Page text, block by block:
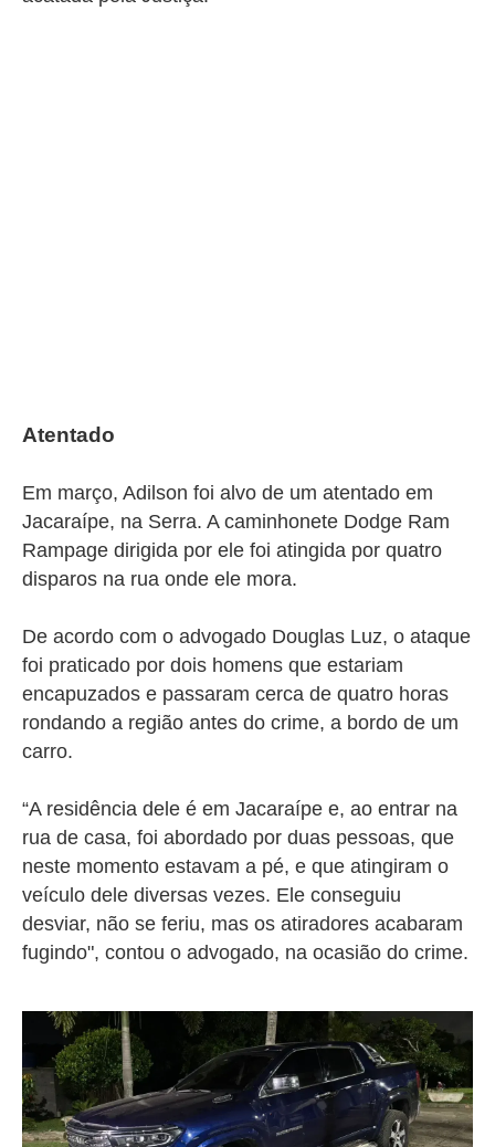
Atentado
Em março, Adilson foi alvo de um atentado em
Jacaraípe, na Serra. A caminhonete Dodge Ram
Rampage dirigida por ele foi atingida por quatro
disparos na rua onde ele mora.
De acordo com o advogado Douglas Luz, o ataque
foi praticado por dois homens que estariam
encapuzados e passaram cerca de quatro horas
rondando a região antes do crime, a bordo de um
carro.
“A residência dele é em Jacaraípe e, ao entrar na
rua de casa, foi abordado por duas pessoas, que
neste momento estavam a pé, e que atingiram o
veículo dele diversas vezes. Ele conseguiu
desviar, não se feriu, mas os atiradores acabaram
fugindo", contou o advogado, na ocasião do crime.